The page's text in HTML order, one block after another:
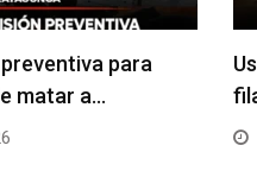
para
matar a…